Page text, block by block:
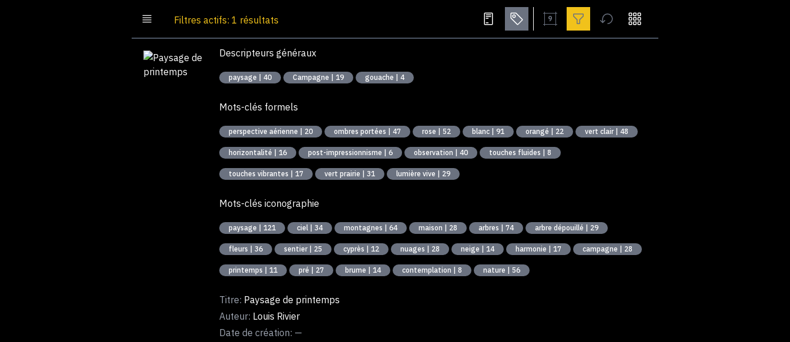
Filtres actifs: 1 résultats 9
Descripteurs généraux
paysage | 40 Campagne | 19 gouache | 4
Mots-clés formels
perspective aérienne | 20 ombres portées | 47 rose | 52 blanc | 91 orangé | 22 vert clair | 48
horizontalité | 16 post-impressionnisme | 6 observation | 40 touches fluides | 8
touches vibrantes | 17 vert prairie | 31 lumière vive | 29
Mots-clés iconographie
paysage | 121 ciel | 34 montagnes | 64 maison | 28 arbres | 74 arbre dépouillé | 29
fleurs | 36 sentier | 25 cyprès | 12 nuages | 28 neige | 14 harmonie | 17 campagne | 28
printemps | 11 pré | 27 brume | 14 contemplation | 8 nature | 56
Titre: Paysage de printemps
Auteur: Louis Rivier
Date de création: —